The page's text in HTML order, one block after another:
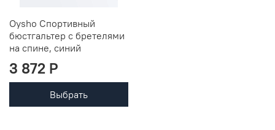
Oysho Спортивный
бюстгальтер с бретелями
на спине, синий
3 872 P
Выбрать